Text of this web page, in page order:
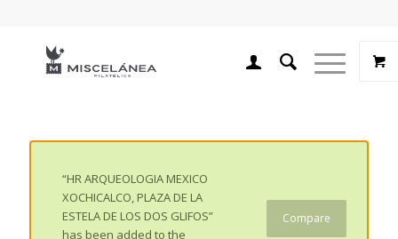
Compare
“HR ARQUEOLOGIA MEXICO
XOCHICALCO, PLAZA DE LA
ESTELA DE LOS DOS GLIFOS”
has been added to the